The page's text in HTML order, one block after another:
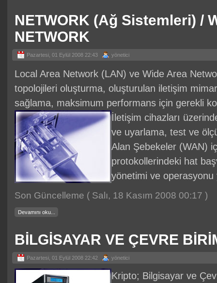
NETWORK (Ağ Sistemleri) /
NETWORK
Pazartesi, 01 Eylül 2008 22:43 yönetici
Local Area Network (LAN) ve Wide Area
topolojileri oluşturma, oluşturulan iletişim
sağlama, maksimum performans için gerekli
İletişim cihazları
ve uyarlama, test ve
Alan Şebekeler (WAN)
protokollerindeki hat
yönetimi ve
Son Güncelleme ( Salı, 18 Kasım 2008 00:17 )
Devamını oku...
BİLGİSAYAR VE ÇEVRE
Pazartesi, 01 Eylül 2008 22:42 yönetici
Kripto; Bilgisayar ve